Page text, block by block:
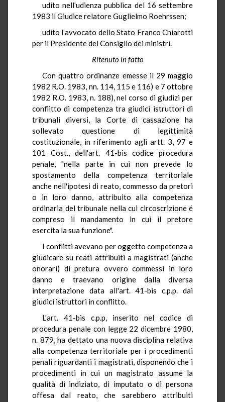
udito nell'udienza pubblica del 16 settembre
1983 il Giudice relatore Guglielmo Roehrssen;
udito l'avvocato dello Stato Franco Chiarotti
per il Presidente del Consiglio dei ministri.
Ritenuto in fatto
Con quattro ordinanze emesse il 29 maggio
1982 R.O. 1983, nn. 114, 115 e 116) e 7 ottobre
1982 R.O. 1983, n. 188), nel corso di giudizi per
conflitto di competenza tra giudici istruttori di
tribunali diversi, la Corte di cassazione ha
sollevato questione di legittimità
costituzionale, in riferimento agli artt. 3, 97 e
101 Cost., dell'art. 41-bis codice procedura
penale, "nella parte in cui non prevede lo
spostamento della competenza territoriale
anche nell'ipotesi di reato, commesso da pretori
o in loro danno, attribuito alla competenza
ordinaria del tribunale nella cui circoscrizione é
compreso il mandamento in cui il pretore
esercita la sua funzione".
I conflitti avevano per oggetto competenza a
giudicare su reati attribuiti a magistrati (anche
onorari) di pretura ovvero commessi in loro
danno e traevano origine dalla diversa
interpretazione data all'art. 41-bis c.p.p. dai
giudici istruttori in conflitto.
L'art. 41-bis c.p.p, inserito nel codice di
procedura penale con legge 22 dicembre 1980,
n. 879, ha dettato una nuova disciplina relativa
alla competenza territoriale per i procedimenti
penali riguardanti i magistrati, disponendo che i
procedimenti in cui un magistrato assume la
qualità di indiziato, di imputato o di persona
offesa dal reato, che sarebbero attribuiti